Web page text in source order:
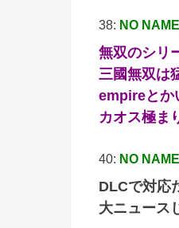
38: NO
無双のシリ
三國無双は
empireとか
カオス極ま
40: NO
DLCで対応
大ニュース